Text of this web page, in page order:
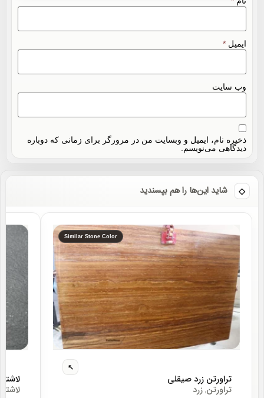
ایمیل *
وب‌ سایت
ذخیره نام، ایمیل و وبسایت من در مرورگر برای زمانی که دوباره
دیدگاهی می‌نویسم.
شاید این‌ها را هم بپسندید
Similar Stone Color
تراورتن زرد صیقلی
تراورتن زرد لاشتر